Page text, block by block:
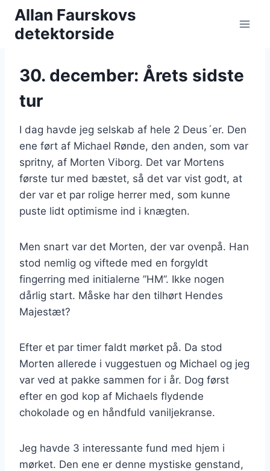
Fortsæt
indhold
Allan Faurskovs
detektorside
30. december: Årets sidste
tur
I dag havde jeg selskab af hele 2 Deus´er. Den
ene ført af Michael Rønde, den anden, som var
spritny, af Morten Viborg. Det var Mortens
første tur med bæstet, så det var vist godt, at
der var et par rolige herrer med, som kunne
puste lidt optimisme ind i knægten.
Men snart var det Morten, der var ovenpå. Han
stod nemlig og viftede med en forgyldt
fingerring med initialerne ”HM”. Ikke nogen
dårlig start. Måske har den tilhørt Hendes
Majestæt?
Efter et par timer faldt mørket på. Da stod
Morten allerede i vuggestuen og Michael og jeg
var ved at pakke sammen for i år. Dog først
efter en god kop af Michaels flydende
chokolade og en håndfuld vaniljekranse.
Jeg havde 3 interessante fund med hjem i
mørket. Den ene er denne mystiske genstand,